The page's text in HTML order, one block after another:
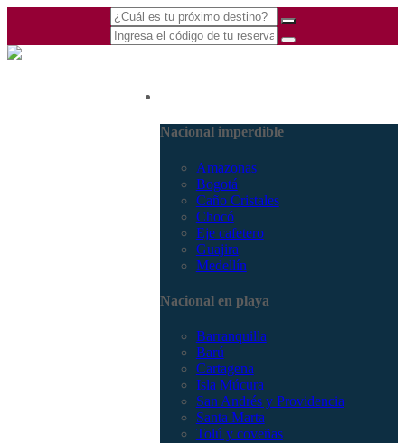
Nacional imperdible
Amazonas
Bogotá
Caño Cristales
Chocó
Eje cafetero
Guajira
Medellín
Nacional en playa
Barranquilla
Barú
Cartagena
Isla Múcura
San Andrés y Providencia
Santa Marta
Tolú y coveñas